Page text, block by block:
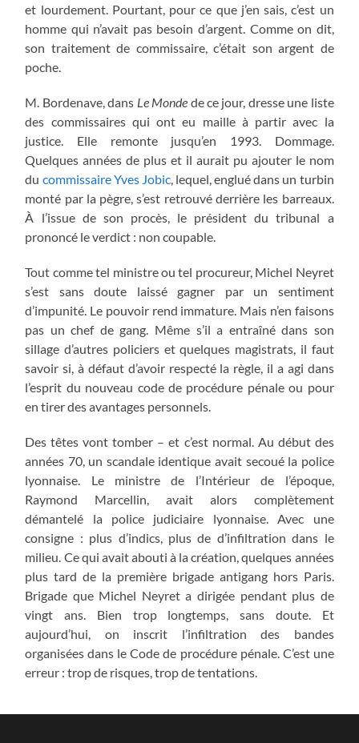
et lourdement. Pourtant, pour ce que j’en sais, c’est un
homme qui n’avait pas besoin d’argent. Comme on dit,
son traitement de commissaire, c’était son argent de
poche.
M. Bordenave, dans Le Monde de ce jour, dresse une liste
des commissaires qui ont eu maille à partir avec la
justice. Elle remonte jusqu’en 1993. Dommage.
Quelques années de plus et il aurait pu ajouter le nom
du commissaire Yves Jobic, lequel, englué dans un turbin
monté par la pègre, s’est retrouvé derrière les barreaux.
À l’issue de son procès, le président du tribunal a
prononcé le verdict : non coupable.
Tout comme tel ministre ou tel procureur, Michel Neyret
s’est sans doute laissé gagner par un sentiment
d’impunité. Le pouvoir rend immature. Mais n’en faisons
pas un chef de gang. Même s’il a entraîné dans son
sillage d’autres policiers et quelques magistrats, il faut
savoir si, à défaut d’avoir respecté la règle, il a agi dans
l’esprit du nouveau code de procédure pénale ou pour
en tirer des avantages personnels.
Des têtes vont tomber – et c’est normal. Au début des
années 70, un scandale identique avait secoué la police
lyonnaise. Le ministre de l’Intérieur de l’époque,
Raymond Marcellin, avait alors complètement
démantelé la police judiciaire lyonnaise. Avec une
consigne : plus d’indics, plus de d’infiltration dans le
milieu. Ce qui avait abouti à la création, quelques années
plus tard de la première brigade antigang hors Paris.
Brigade que Michel Neyret a dirigée pendant plus de
vingt ans. Bien trop longtemps, sans doute. Et
aujourd’hui, on inscrit l’infiltration des bandes
organisées dans le Code de procédure pénale. C’est une
erreur : trop de risques, trop de tentations.